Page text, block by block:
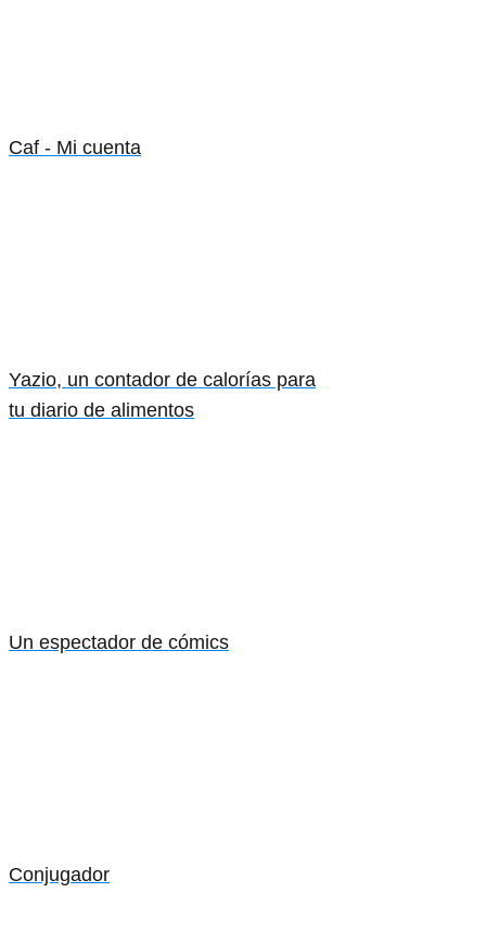
Caf - Mi cuenta
Yazio, un contador de calorías para
tu diario de alimentos
Un espectador de cómics
Conjugador